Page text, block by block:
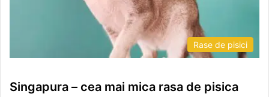
Rase de pisici
Singapura – cea mai mica rasa de pisica